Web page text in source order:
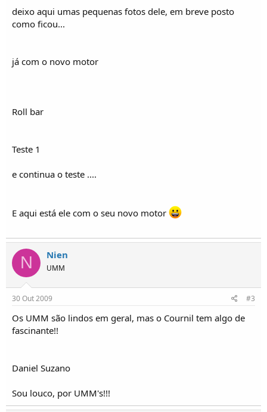
c
s
deixo aqui umas pequenas fotos dele, em breve posto
como ficou...
já com o novo motor
Roll bar
Teste 1
e continua o teste ....
E aqui está ele com o seu novo motor
N Nien
UMM
30 Out 2009 #3
Os UMM são lindos em geral, mas o Cournil tem algo de
fascinante!!
Daniel Suzano
Sou louco, por UMM's!!!